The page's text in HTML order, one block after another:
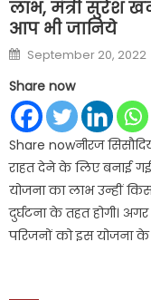
लाभ, मंत्री सुरेश
आप भी जानिये
Posted
on
September 20, 2022
Share now
Share nowनीरज
राहत देने के लिए बनाई
योजना का लाभ उन्हीं
दुर्घटना के तहत होगी।
परिजनों को इस योजना के